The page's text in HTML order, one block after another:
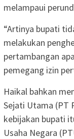
melampaui
“Artinya bupati
melakukan
pertambangan
pemegang izin
Haikal bahkan
Sejati Utama (PT
kebijakan bupati
Usaha Negara